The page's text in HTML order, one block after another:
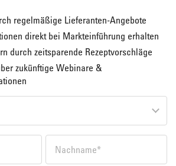
regelmäßige Lieferanten-Angebote
direkt bei Markteinführung erhalten
durch zeitsparende Rezeptvorschläge
zukünftige Webinare &